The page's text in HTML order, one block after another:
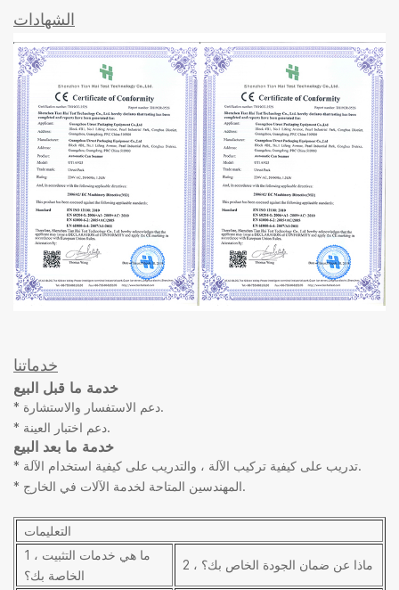
الشهادات
خدماتنا
خدمة ما قبل البيع
* دعم الاستفسار والاستشارة.
* دعم اختبار العينة.
خدمة ما بعد البيع
* تدريب على كيفية تركيب الآلة ، والتدريب على كيفية استخدام الآلة.
* المهندسين المتاحة لخدمة الآلات في الخارج.
التعليمات
1 ، ما هي خدمات التثبيت
الخاصة بك؟
2 ، ماذا عن ضمان الجودة الخاص بك؟